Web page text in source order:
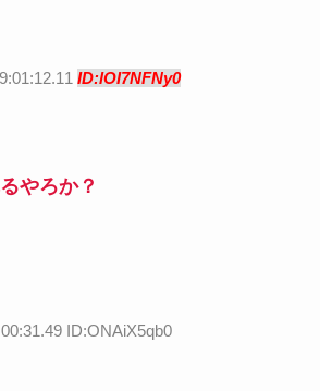
ID:lOI7NFNy0
やろか？
ID:ONAiX5qb0